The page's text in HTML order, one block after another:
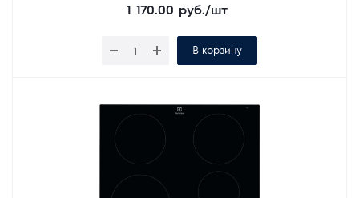
1 170.00 руб./шт
В корзину